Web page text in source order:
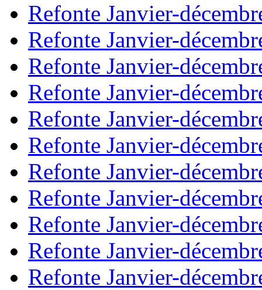
Refonte Janvier-
Refonte Janvier-
Refonte Janvier-
Refonte Janvier-
Refonte Janvier-
Refonte Janvier-
Refonte Janvier-
Refonte Janvier-
Refonte Janvier-
Refonte Janvier-
Refonte Janvier-